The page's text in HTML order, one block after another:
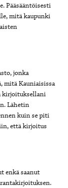
Pääsääntöisesti
mitä kaupunki
jonka
mitä Kauniaisissa
kirjoituksellani
Lähetin
kuin se piti
että kirjoitus
enkä saanut